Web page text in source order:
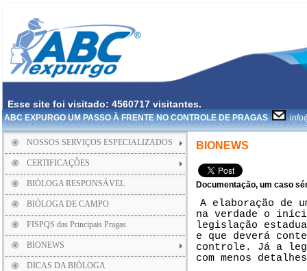
Esse site foi visitado: 4560717 visitantes.
ABC EXPURGO UM PASSO À FRENTE NO CONTROLE DE PRAGAS
NOSSOS SERVIÇOS ESPECIALIZADOS
CERTIFICAÇÕES
BIÓLOGA RESPONSÁVEL
BIÓLOGA DE CAMPO
FISPQS das Principais Pragas
BIONEWS
DICAS DA BIÓLOGA
BIONEWS
Documentação, um caso
A elaboração de
na verdade o
legislação
e que deverá
controle. Já a
com menos